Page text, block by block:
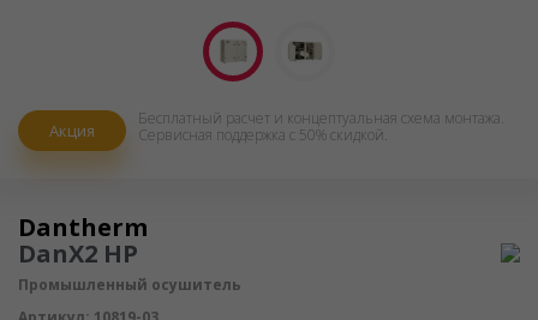
Акция
Бесплатный расчет и концептуальная схема монтажa.
Сервисная поддержка с 50% скидкой.
Осушитель воздуха
Dantherm
DanX2 HP
Промышленный осушитель